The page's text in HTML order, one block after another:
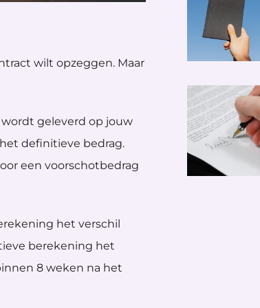
wilt opzeggen. Maar
geleverd op jouw
definitieve bedrag.
een voorschotbedrag
het verschil
berekening het
8 weken na het